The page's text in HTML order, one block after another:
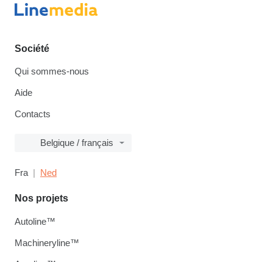
Société
Qui sommes-nous
Aide
Contacts
Belgique / français
Fra Ned
Nos projets
Autoline™
Machineryline™